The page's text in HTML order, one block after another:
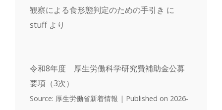
観察による食形態判定のための手引き に
stuffより
令和8年度 厚生労働科学研究費補助金公募
要項（3次）
Source: 厚生労働省新着情報
Published on 2026-